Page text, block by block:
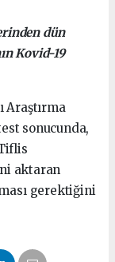
dün
Kovid-19
Araştırma
sonucunda,
aktaran
gerektiğini